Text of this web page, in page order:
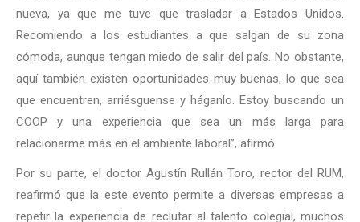
nueva, ya que me tuve que trasladar a Estados Unidos.
Recomiendo a los estudiantes a que salgan de su zona
cómoda, aunque tengan miedo de salir del país. No obstante,
aquí también existen oportunidades muy buenas, lo que sea
que encuentren, arriésguense y háganlo. Estoy buscando un
COOP y una experiencia que sea un más larga para
relacionarme más en el ambiente laboral”, afirmó.
Por su parte, el doctor Agustín Rullán Toro, rector del RUM,
reafirmó que la este evento permite a diversas empresas a
repetir la experiencia de reclutar al talento colegial, muchos